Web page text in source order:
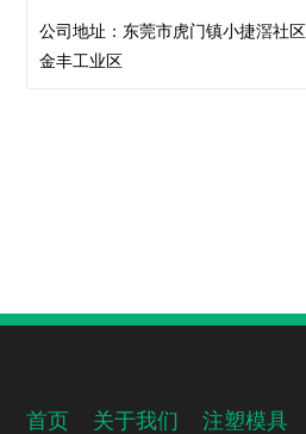
公司地址： 东莞市虎门镇小捷滘社
金丰工业区
首页 关于我们 注塑模具